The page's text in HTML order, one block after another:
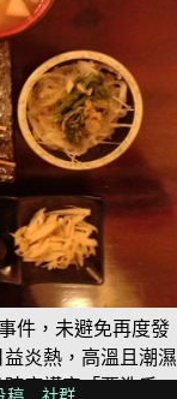
件，未避免再度發
炎熱，高溫且潮濕
應謹守「要洗手、